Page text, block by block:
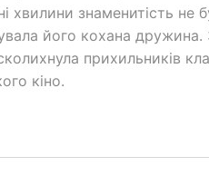
хвилини знаменитість
його кохана дружина.
прихильників
кіно.